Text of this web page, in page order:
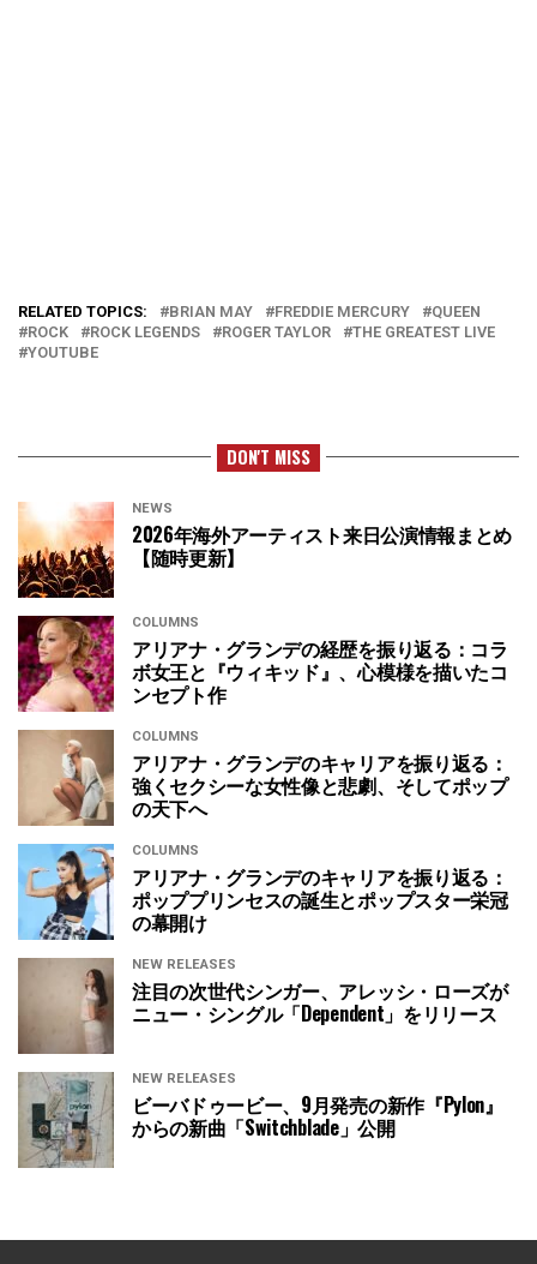
RELATED TOPICS: BRIAN MAY FREDDIE MERCURY
QUEEN
ROCK
ROCK LEGENDS ROGER TAYLOR
THE GREATEST LIVE
YOUTUBE
DON'T MISS
NEWS
2026年海外アーティスト来日公演情報まとめ
【随時更新】
COLUMNS
アリアナ・グランデの経歴を振り返る：コラ
ボ女王と『ウィキッド』、心模様を描いたコ
ンセプト作
COLUMNS
アリアナ・グランデのキャリアを振り返る：
強くセクシーな女性像と悲劇、そしてポップ
の天下へ
COLUMNS
アリアナ・グランデのキャリアを振り返る：
ポッププリンセスの誕生とポップスター栄冠
の幕開け
NEW RELEASES
注目の次世代シンガー、アレッシ・ローズが
ニュー・シングル「Dependent」をリリース
NEW RELEASES
ビーバドゥービー、9月発売の新作『Pylon』
からの新曲「Switchblade」公開